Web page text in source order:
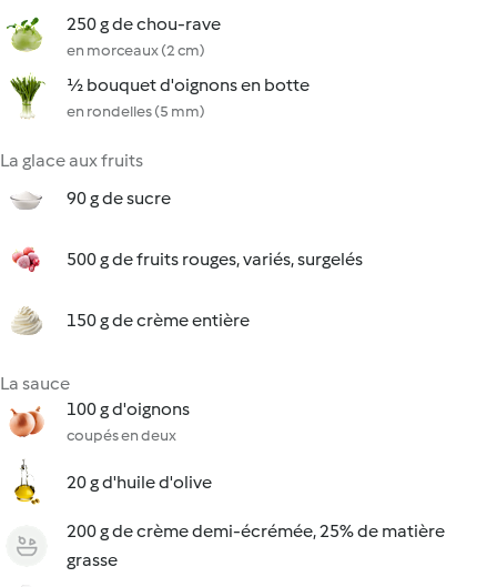
250 g de chou-rave
en morceaux (2 cm)
½ bouquet d'oignons en botte
en rondelles (5 mm)
La glace aux fruits
90 g de sucre
500 g de fruits rouges, variés, surgelés
150 g de crème entière
La sauce
100 g d'oignons
coupés en deux
20 g d'huile d'olive
200 g de crème demi-écrémée, 25% de matière
grasse